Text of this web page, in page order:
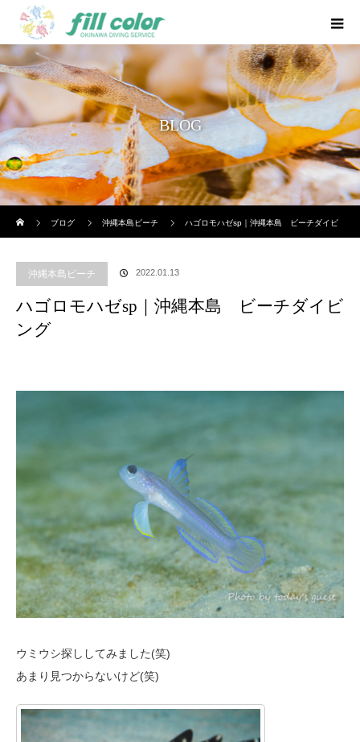
BLOG
ブログ
沖縄本島ビーチ ハゴロモハゼsp｜沖縄本島 ビーチダイビ
沖縄本島ビーチ 2022.01.13
ハゴロモハゼsp｜沖縄本島 ビーチダイビ
ング
ウミウシ探ししてみました(笑)
あまり見つからないけど(笑)